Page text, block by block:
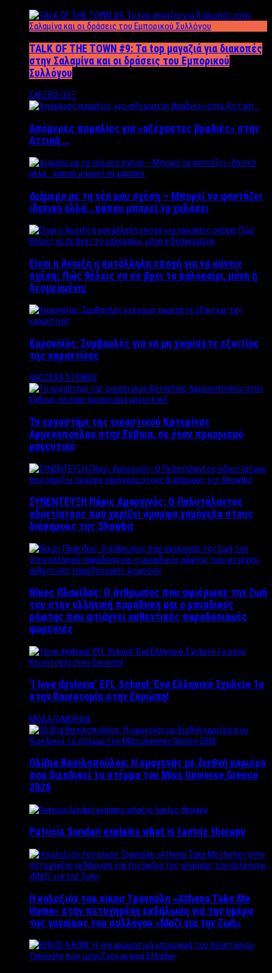
TALK OF THE TOWN #9: Τα top μαγαζιά για διακοπές
στην Σαλαμίνα και οι δράσεις του Εμπορικού
Συλλόγου
ΣΧΕΣΕΙΣ/ΣΕΞ
Απόμερες παραλίες για «αξέχαστες βραδιές» στην
Αττική …
Διήμερο με τη νέα μου σχέση – Μπορεί να φαντάζει
ιδανικό αλλά… κάπου μπορεί να χαλάσει
Είναι η Άνοιξη η κατάλληλη εποχή για να κάνεις
σχέση; Πώς θέλεις να σε βρει το καλοκαίρι, μόνη ή
δεσμευμένη;
Κορονοϊός: Συμβουλές για να μη χωρίσετε εξαιτίας
της καραντίνας
SUCCESS STORIES
Το εργαστήρι της εικαστικού Κατερίνας
Αρμενοπούλου στην Εύβοια, σε έναν προορισμό
μαγευτικό
ΣΥΝΕΝΤΕΥΞΗ Πάρις Αμοργινός: O Πολυτάλαντος
οδοντίατρος που χαρίζει όμορφα χαμόγελα στους
διάσημους της Showbiz
Νίκος Πλακίδας: O άνθρωπος που αφιέρωσε την ζωή
του στην ελληνική παράδοση και ο μοναδικός
ράφτης που φτιάχνει αυθεντικές παραδοσιακές
φορεσιές
‘Ι love dyslexia’ EFL School: Ένα Ελληνικό Σχολείo 1ο
στην Καινοτομία στην Ευρώπη!
ΜΟΔΑ/ΟΜΟΡΦΙΑ
Ολίβια Βασιλοπούλου: Η ομογενής με διεθνή καριέρα
που διεκδικεί το στέμμα του Miss Universe Greece
2026
Patricia Sundari explains what is tantric therapy
Η κολεξιόν του οίκου Τρανούλη «Athena Take Me
Home» στην πετυχημένη εκδήλωση για την ημέρα
της γυναίκας του συλλόγου «Μαζί για την ζωή»